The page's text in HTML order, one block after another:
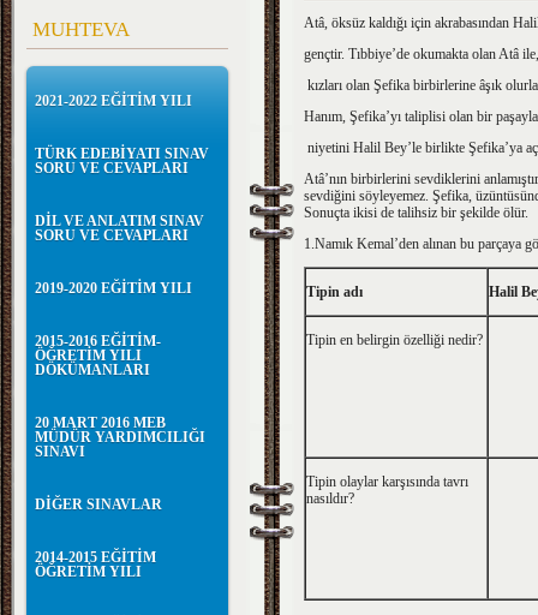
MUHTEVA
2021-2022 EĞİTİM YILI
TÜRK EDEBİYATI SINAV
SORU VE CEVAPLARI
DİL VE ANLATIM SINAV
SORU VE CEVAPLARI
2019-2020 EĞİTİM YILI
2015-2016 EĞİTİM-
ÖĞRETİM YILI
DÖKÜMANLARI
20 MART 2016 MEB
MÜDÜR YARDIMCILIĞI
SINAVI
DİĞER SINAVLAR
2014-2015 EĞİTİM
ÖĞRETİM YILI
Atâ, öksüz kaldığı için akrabasından
gençtir. Tıbbiye’de okumakta olan Atâ
kızları olan Şefika birbirlerine âşık
Hanım, Şefika’yı taliplisi olan bir
niyetini Halil Bey’le birlikte Şefika’ya
Atâ’nın birbirlerini sevdiklerini
sevdiğini söyleyemez. Şefika,
Sonuçta ikisi de talihsiz bir şekilde ölür.
1.Namık Kemal’den alınan bu parçaya
Tipin adı Halil
Tipin en belirgin özelliği nedir?
Tipin olaylar karşısında tavrı
nasıldır?